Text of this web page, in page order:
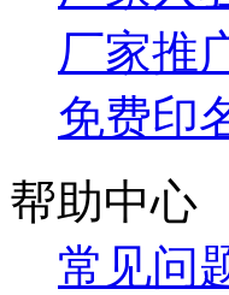
厂家推
免费印
帮助中心
常见问